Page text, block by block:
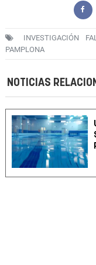
INVESTIGACIÓN
PAMPLONA
NOTICIAS